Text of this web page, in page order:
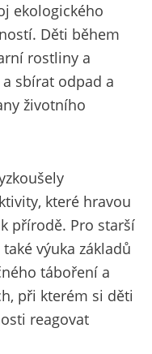
ekologického
Děti během
rostliny a
sbírat odpad a
životního
které hravou
přírodě. Pro starší
výuka základů
táboření a
při kterém si děti
reagovat